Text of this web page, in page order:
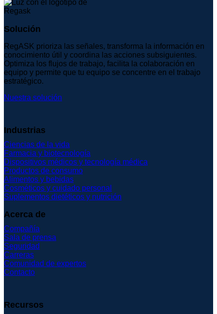
Solución
RegASK prioriza las señales, transforma la información en
conocimiento útil y coordina las acciones subsiguientes.
Optimiza los flujos de trabajo, facilita la colaboración en
equipo y permite que tu equipo se concentre en el trabajo
estratégico.
Nuestra solución
Industrias
Ciencias de la vida
Farmacia y biotecnología
Dispositivos médicos y tecnología médica
Productos de consumo
Alimentos y bebidas
Cosméticos y cuidado personal
Suplementos dietéticos y nutrición
Acerca de
Compañía
Sala de prensa
Seguridad
Carreras
Comunidad de expertos
Contacto
Recursos